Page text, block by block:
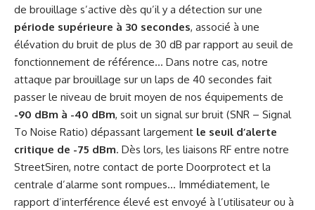
de brouillage s’active dès qu’il y a détection sur une
période supérieure à 30 secondes, associé à une
élévation du bruit de plus de 30 dB par rapport au seuil de
fonctionnement de référence… Dans notre cas, notre
attaque par brouillage sur un laps de 40 secondes fait
passer le niveau de bruit moyen de nos équipements de
-90 dBm à -40 dBm, soit un signal sur bruit (SNR – Signal
To Noise Ratio) dépassant largement le seuil d’alerte
critique de -75 dBm. Dès lors, les liaisons RF entre notre
StreetSiren, notre contact de porte Doorprotect et la
centrale d’alarme sont rompues… Immédiatement, le
rapport d’interférence élevé est envoyé à l’utilisateur ou à